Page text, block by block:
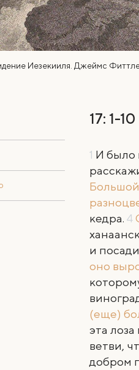
Иезекииля. Джеймс
17: 1-10
1 И было
кедра. 4
и
оно
(еще)
эта
ветви,
добром